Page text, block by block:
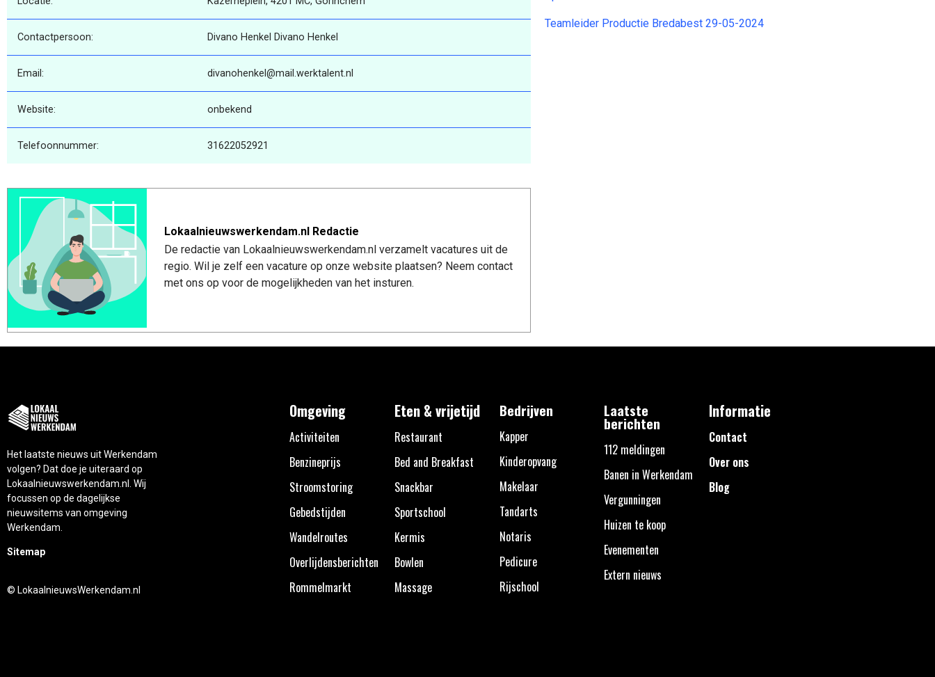
Contactpersoon: Divano Henkel Divano Henkel
Email: divanohenkel@mail.werktalent.nl
Website: onbekend
Telefoonnummer: 31622052921
Lokaalnieuwswerkendam.nl Redactie
De redactie van Lokaalnieuwswerkendam.nl verzamelt vacatures uit de
regio. Wil je zelf een vacature op onze website plaatsen? Neem contact
met ons op voor de mogelijkheden van het insturen.
Teamleider Productie Bredabest 29-05-2024
Het laatste nieuws uit Werkendam
volgen? Dat doe je uiteraard op
Lokaalnieuwswerkendam.nl. Wij
focussen op de dagelijkse
nieuwsitems van omgeving
Werkendam.
Sitemap
© LokaalnieuwsWerkendam.nl
Omgeving
Activiteiten
Benzineprijs
Stroomstoring
Gebedstijden
Wandelroutes
Overlijdensberichten
Rommelmarkt
Eten & vrijetijd
Restaurant
Bed and Breakfast
Snackbar
Sportschool
Kermis
Bowlen
Massage
Bedrijven
Kapper
Kinderopvang
Makelaar
Tandarts
Notaris
Pedicure
Rijschool
Laatste
berichten
112 meldingen
Banen in Werkendam
Vergunningen
Huizen te koop
Evenementen
Extern nieuws
Informatie
Contact
Over ons
Blog